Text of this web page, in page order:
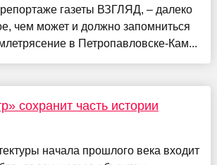
газеты ВЗГЛЯД, – далеко
чем может и должно запомниться
в Петропавловске-Кам...
сохранит часть истории
начала прошлого века входит